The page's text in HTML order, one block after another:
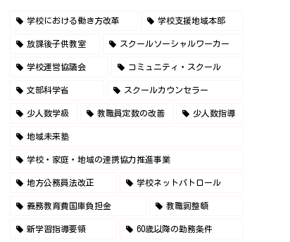
学校における働き方改革 学校支援地域本部
放課後子供教室 スクールソーシャルワーカー
学校運営協議会 コミュニティ・スクール
文部科学省 スクールカウンセラー
少人数学級 教職員定数の改善 少人数指導
地域未来塾
学校・家庭・地域の連携協力推進事業
地方公務員法改正 学校ネットパトロール
義務教育費国庫負担金 教職調整額
新学習指導要領 60歳以降の勤務条件